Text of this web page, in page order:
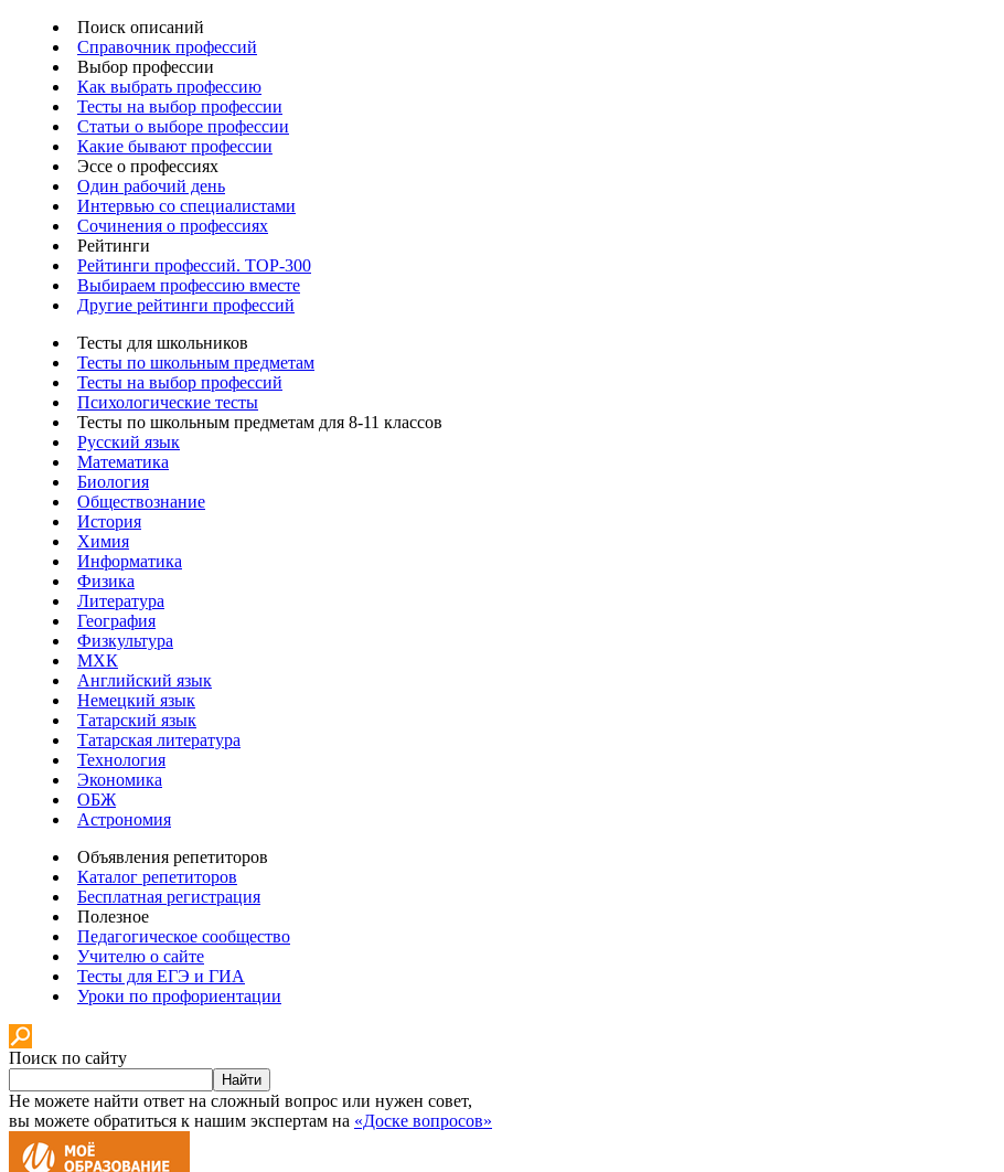
Поиск описаний
Справочник профессий
Выбор профессии
Как выбрать профессию
Тесты на выбор профессии
Статьи о выборе профессии
Какие бывают профессии
Эссе о профессиях
Один рабочий день
Интервью со специалистами
Сочинения о профессиях
Рейтинги
Рейтинги профессий. TOP-300
Выбираем профессию вместе
Другие рейтинги профессий
Тесты для школьников
Тесты по школьным предметам
Тесты на выбор профессий
Психологические тесты
Тесты по школьным предметам для 8-11 классов
Русский язык
Математика
Биология
Обществознание
История
Химия
Информатика
Физика
Литература
География
Физкультура
МХК
Английский язык
Немецкий язык
Татарский язык
Татарская литература
Технология
Экономика
ОБЖ
Астрономия
Объявления репетиторов
Каталог репетиторов
Бесплатная регистрация
Полезное
Педагогическое сообщество
Учителю о сайте
Тесты для ЕГЭ и ГИА
Уроки по профориентации
Поиск по сайту
Найти
Не можете найти ответ на сложный вопрос или нужен совет,
вы можете обратиться к нашим экспертам на «Доске вопросов»